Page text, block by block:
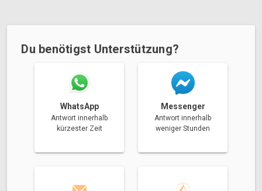
Du benötigst Unterstützung?
WhatsApp
Antwort innerhalb
kürzester Zeit
Messenger
Antwort innerhalb
weniger Stunden